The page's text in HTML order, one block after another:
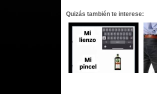
Quizás también te interese: